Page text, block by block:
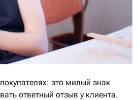
это милый знак
ответный отзыв у клиента.